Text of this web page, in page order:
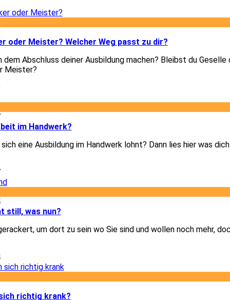
oder Meister? Welcher Weg passt zu dir?
dem Abschluss deiner Ausbildung machen? Bleibst du Geselle
Meister?
im Handwerk?
eine Ausbildung im Handwerk lohnt? Dann lies hier was
still, was nun?
um dort zu sein wo Sie sind und wollen noch mehr,
richtig krank?